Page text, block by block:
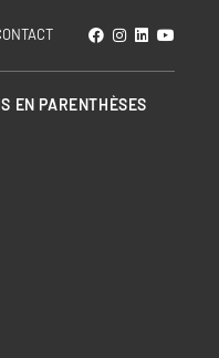
EN PARENTHÈSES